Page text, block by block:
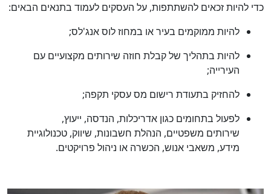
כדי להיות זכאים להשתתפות, על העסקים לעמוד בתנאים הבאים:
להיות ממוקמים בעיר או במחוז לוס אנג'לס;
להיות בתהליך של קבלת חוזה שירותים מקצועיים עם
העירייה;
להחזיק בתעודת רישום מס עסקי תקפה;
לפעול בתחומים כגון אדריכלות, הנדסה, ייעוץ,
שירותים משפטיים, הנהלת חשבונות, שיווק, טכנולוגיית
מידע, משאבי אנוש, הכשרה או ניהול פרויקטים.